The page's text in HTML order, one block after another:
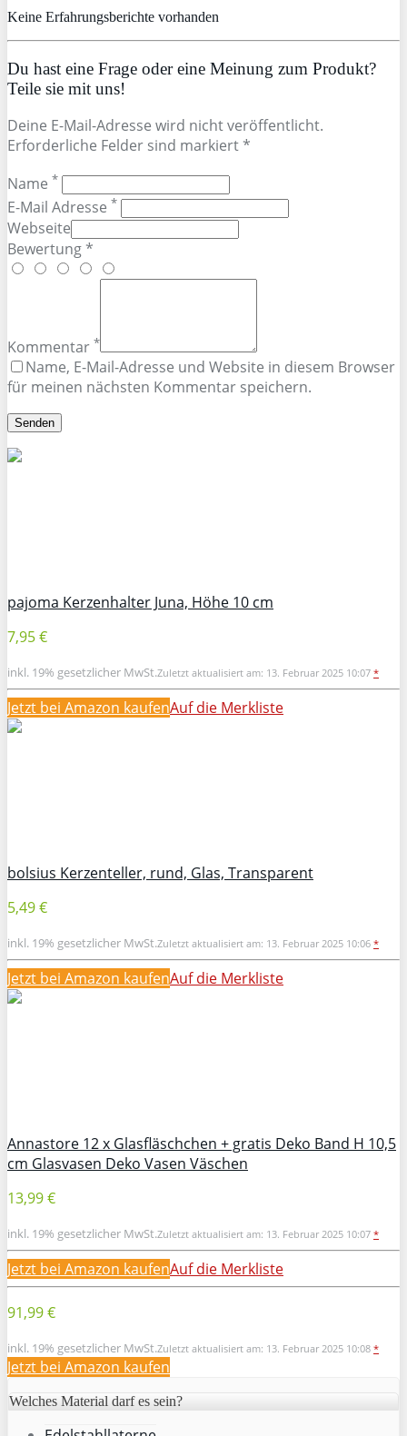
Keine Erfahrungsberichte vorhanden
Du hast eine Frage oder eine Meinung zum Produkt?
Teile sie mit uns!
Deine E-Mail-Adresse wird nicht veröffentlicht.
Erforderliche Felder sind markiert *
Name *
E-Mail Adresse *
Webseite
Bewertung *
Kommentar *
Name, E-Mail-Adresse und Website in diesem Browser
für meinen nächsten Kommentar speichern.
pajoma Kerzenhalter Juna, Höhe 10 cm
7,95 €
inkl. 19% gesetzlicher MwSt.Zuletzt aktualisiert am: 13. Februar 2025 10:07 *
Jetzt bei Amazon kaufenAuf die Merkliste
bolsius Kerzenteller, rund, Glas, Transparent
5,49 €
inkl. 19% gesetzlicher MwSt.Zuletzt aktualisiert am: 13. Februar 2025 10:06 *
Jetzt bei Amazon kaufenAuf die Merkliste
Annastore 12 x Glasfläschchen + gratis Deko Band H 10,5
cm Glasvasen Deko Vasen Väschen
13,99 €
inkl. 19% gesetzlicher MwSt.Zuletzt aktualisiert am: 13. Februar 2025 10:07 *
Jetzt bei Amazon kaufenAuf die Merkliste
91,99 €
inkl. 19% gesetzlicher MwSt.Zuletzt aktualisiert am: 13. Februar 2025 10:08 *
Jetzt bei Amazon kaufen
Welches Material darf es sein?